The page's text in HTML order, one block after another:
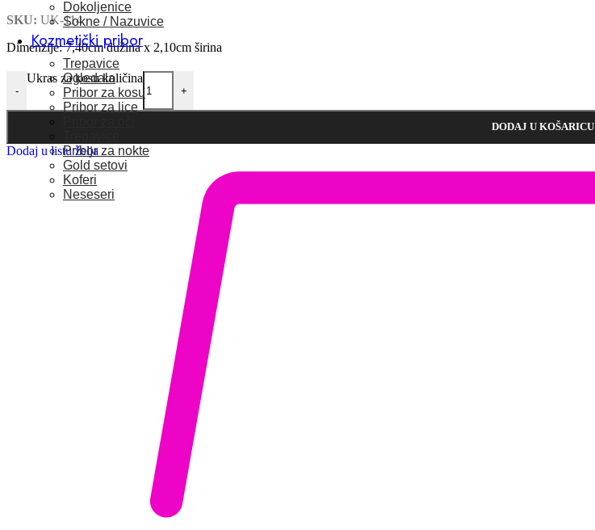
Dokoljenice
Sokne / Nazuvice
Kozmetički pribor
Trepavice
Ogledala
Pribor za kosu
Pribor za lice
Pribor za nokte
Gold setovi
Koferi
Neseseri
SKU: UK-114
Dimenzije: 7,40cm dužina x 2,10cm širina
-
Ukras za kosu količina
+
DODAJ U KOŠARICU
Dodaj u listu želja